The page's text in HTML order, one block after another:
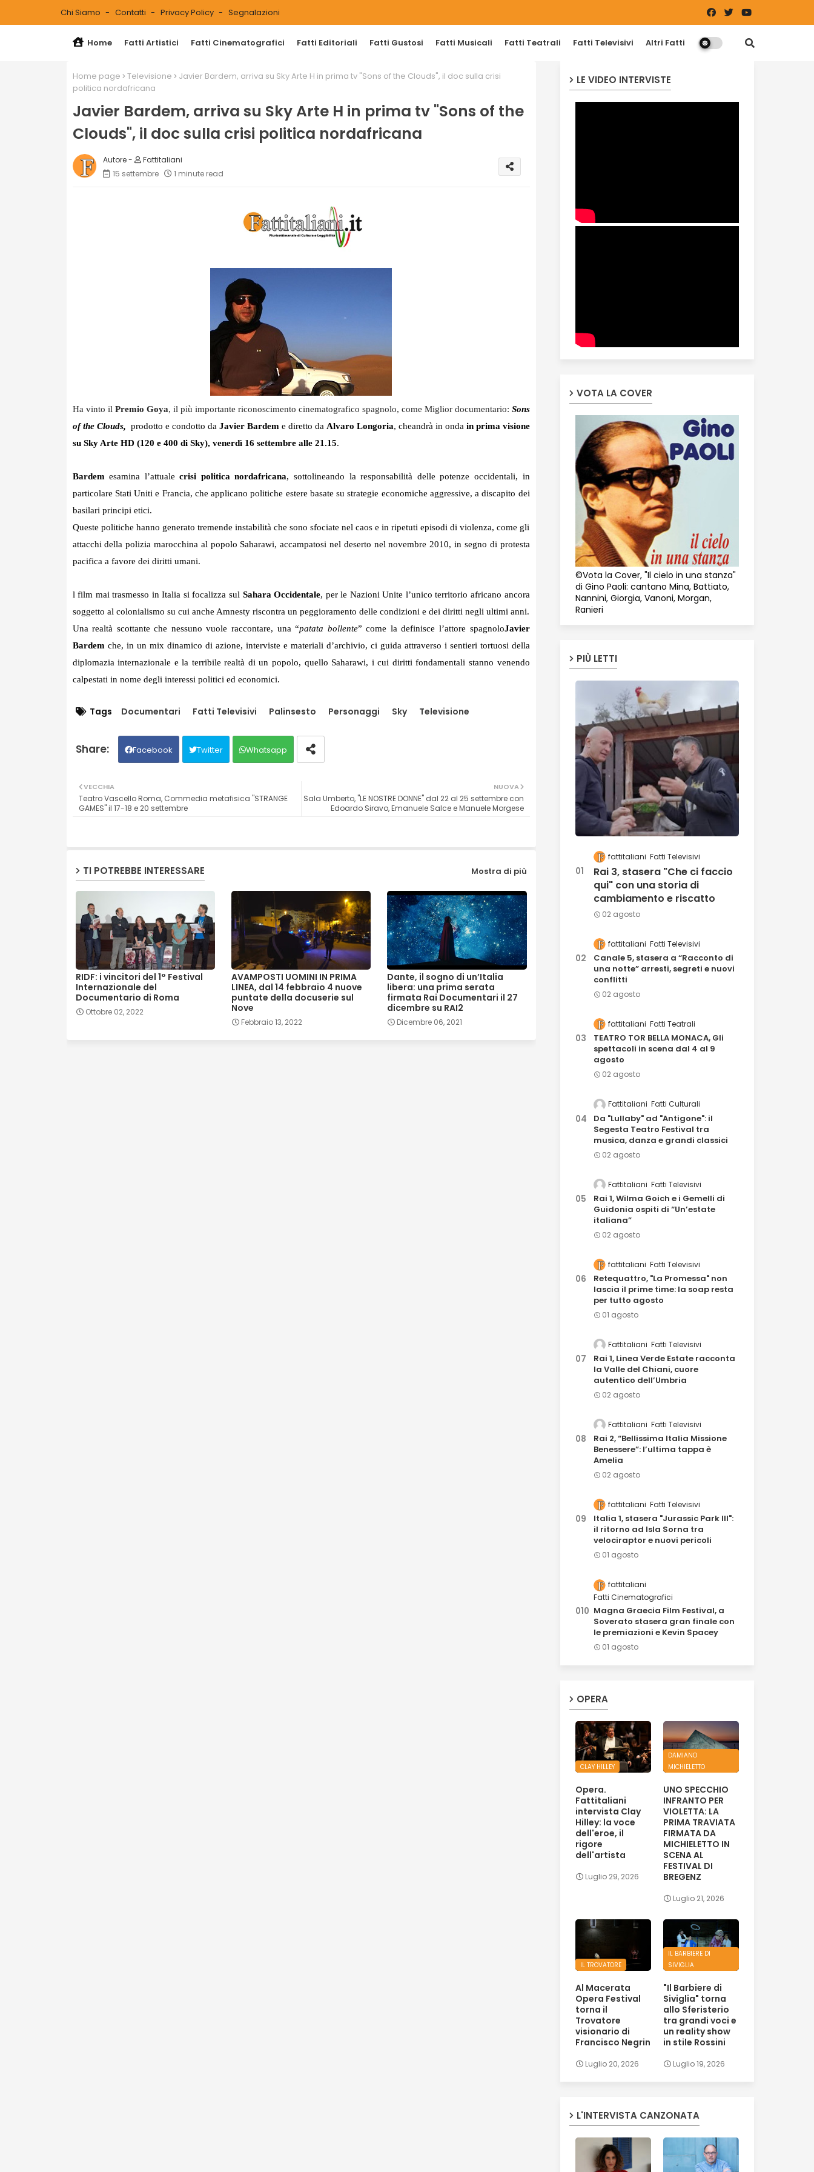
Chi Siamo Contatti Privacy Policy Segnalazioni
Home Fatti Artistici Fatti Cinematografici Fatti Editoriali Fatti Gustosi Fatti Musicali Fatti Teatrali Fatti Televisivi Altri Fatti
Home page Televisione
Javier Bardem, arriva su Sky Arte H in prima tv "Sons of the Clouds", il doc sulla crisi
politica nordafricana
Javier Bardem, arriva su Sky Arte H in prima tv "Sons of the
Clouds", il doc sulla crisi politica nordafricana
Fattitaliani
15 settembre
1 minute read
Ha vinto ilPremio Goya, il più importante riconoscimento cinematografico spagnolo, come Miglior documentario: Sons
of the Clouds, prodotto e condotto da Javier Bardem e diretto da Alvaro Longoria, cheandrà in onda in prima visione
su Sky Arte HD (120 e 400 di Sky), venerdì 16 settembre alle 21.15.
Bardem esamina l’attualecrisi politica nordafricana, sottolineando la responsabilità delle potenze occidentali, in
particolare Stati Uniti e Francia, che applicano politiche estere basate su strategie economiche aggressive, a discapito dei
basilari principi etici.
Queste politiche hanno generato tremende instabilità che sono sfociate nel caos e in ripetuti episodi di violenza, come gli
attacchi della polizia marocchina al popolo Saharawi, accampatosi nel deserto nel novembre 2010, in segno di protesta
pacifica a favore dei diritti umani.
l film mai trasmesso in Italia si focalizza sul Sahara Occidentale, per le Nazioni Unite l’unico territorio africano ancora
soggetto al colonialismo su cui anche Amnesty riscontra un peggioramento delle condizioni e dei diritti negli ultimi anni.
Una realtà scottante che nessuno vuole raccontare, una “patata bollente” come la definisce l’attore spagnoloJavier
Bardemche, in un mix dinamico di azione, interviste e materiali d’archivio, ci guida attraverso i sentieri tortuosi della
diplomazia internazionale e la terribile realtà di un popolo, quello Saharawi, i cui diritti fondamentali stanno venendo
calpestati in nome degli interessi politici ed economici.
Tags Documentari Fatti Televisivi Palinsesto Personaggi Sky Televisione
Facebook Twitter Whatsapp
NUOVA
Sala Umberto, "LE NOSTRE DONNE" dal 22 al 25 settembre con
Edoardo Siravo, Emanuele Salce e Manuele Morgese
VECCHIA
Teatro Vascello Roma, Commedia metafisica "STRANGE
GAMES" il 17-18 e 20 settembre
TI POTREBBE INTERESSARE Mostra di più
RIDF: i vincitori del 1° Festival
Internazionale del
Documentario di Roma
Ottobre 02, 2022
AVAMPOSTI UOMINI IN PRIMA
LINEA, dal 14 febbraio 4 nuove
puntate della docuserie sul
Nove
Febbraio 13, 2022
Dante, il sogno di un’Italia
libera: una prima serata
firmata Rai Documentari il 27
dicembre su RAI2
Dicembre 06, 2021
LE VIDEO INTERVISTE
VOTA LA COVER
©Vota la Cover, "Il cielo in una stanza"
di Gino Paoli: cantano Mina, Battiato,
Nannini, Giorgia, Vanoni, Morgan,
Ranieri
PIÙ LETTI
fattitaliani Fatti Televisivi
Rai 3, stasera "Che ci faccio
qui" con una storia di
cambiamento e riscatto
02 agosto
fattitaliani Fatti Televisivi
Canale 5, stasera a “Racconto di
una notte” arresti, segreti e nuovi
conflitti
02 agosto
fattitaliani Fatti Teatrali
TEATRO TOR BELLA MONACA, Gli
spettacoli in scena dal 4 al 9
agosto
02 agosto
Fattitaliani Fatti Culturali
Da "Lullaby" ad "Antigone": il
Segesta Teatro Festival tra
musica, danza e grandi classici
02 agosto
Fattitaliani Fatti Televisivi
Rai 1, Wilma Goich e i Gemelli di
Guidonia ospiti di “Un’estate
italiana”
02 agosto
fattitaliani Fatti Televisivi
Retequattro, "La Promessa" non
lascia il prime time: la soap resta
per tutto agosto
01 agosto
Fattitaliani Fatti Televisivi
Rai 1, Linea Verde Estate racconta
la Valle del Chiani, cuore
autentico dell’Umbria
02 agosto
Fattitaliani Fatti Televisivi
Rai 2, “Bellissima Italia Missione
Benessere”: l’ultima tappa è
Amelia
02 agosto
fattitaliani Fatti Televisivi
Italia 1, stasera "Jurassic Park III":
il ritorno ad Isla Sorna tra
velociraptor e nuovi pericoli
01 agosto
fattitaliani
Fatti Cinematografici
Magna Graecia Film Festival, a
Soverato stasera gran finale con
le premiazioni e Kevin Spacey
01 agosto
OPERA
CLAY HILLEY
Opera.
Fattitaliani
intervista Clay
Hilley: la voce
dell'eroe, il
rigore
dell'artista
Luglio 29, 2026
DAMIANO
MICHIELETTO
UNO SPECCHIO
INFRANTO PER
VIOLETTA: LA
PRIMA TRAVIATA
FIRMATA DA
MICHIELETTO IN
SCENA AL
FESTIVAL DI
BREGENZ
Luglio 21, 2026
IL TROVATORE
Al Macerata
Opera Festival
torna il
Trovatore
visionario di
Francisco Negrin
Luglio 20, 2026
IL BARBIERE DI
SIVIGLIA
"Il Barbiere di
Siviglia" torna
allo Sferisterio
tra grandi voci e
un reality show
in stile Rossini
Luglio 19, 2026
L'INTERVISTA CANZONATA